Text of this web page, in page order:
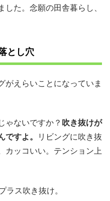
た。念願の田舎暮らし、
とし穴
がえらいことになっていま
ゃないですか？ 吹き抜けが
ですよ。
リビングに吹き抜
カッコいい。テンション上
ラス吹き抜け。